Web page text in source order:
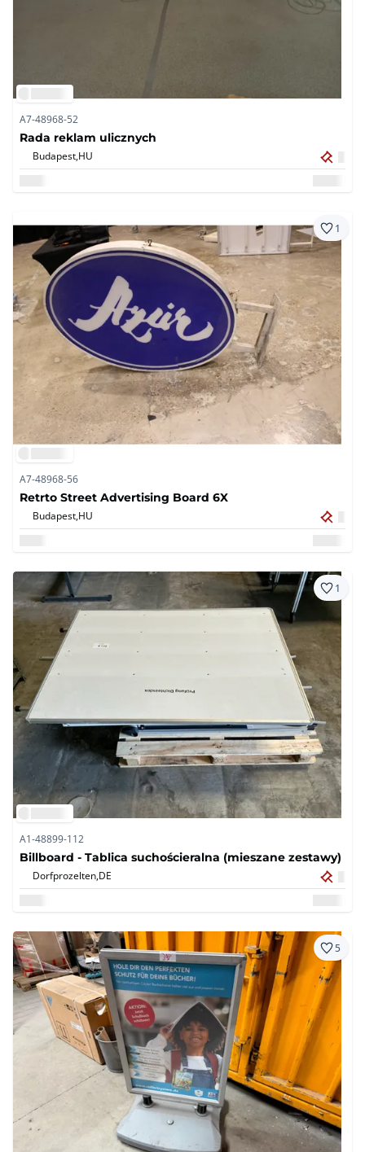
A7-48968-52
Rada reklam ulicznych
Budapest,HU
1
A7-48968-56
Retrto Street Advertising Board 6X
Budapest,HU
1
A1-48899-112
Billboard - Tablica suchościeralna (mieszane zestawy)
Dorfprozelten,DE
5